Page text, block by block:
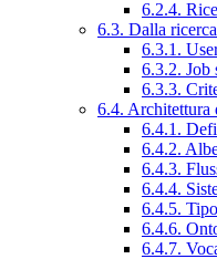
6.2.4.
6.3. Dalla
6.3.1.
6.3.2. Job
6.3.3.
6.4. Architettura
6.4.1.
6.4.2.
6.4.3.
6.4.4.
6.4.5.
6.4.6.
6.4.7.